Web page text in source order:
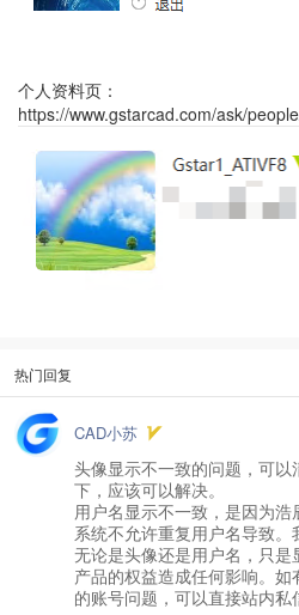
个人资料页：
https://www.gstarcad.com/ask/
热门回复
CAD小苏
头像显示不一致的问题，可
下，应该可以解决。
用户名显示不一致，是因为
系统不允许重复用户名导致。
无论是头像还是用户名，只
产品的权益造成任何影响。如
的账号问题，可以直接站内私